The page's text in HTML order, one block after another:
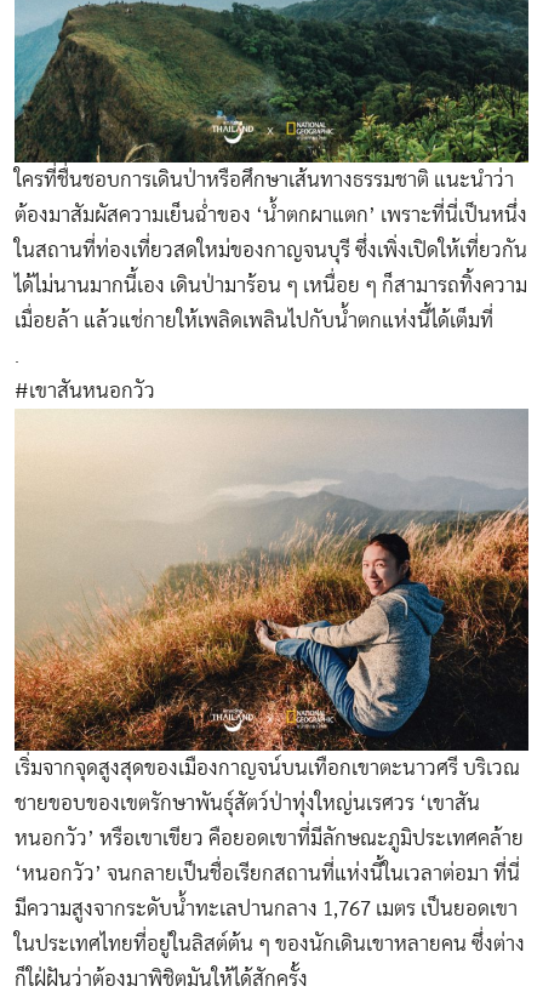
ใครที่ชื่นชอบการเดินป่าหรือศึกษาเส้นทางธรรมชาติ แนะนำว่า
ต้องมาสัมผัสความเย็นฉ่ำของ ‘น้ำตกผาแตก’ เพราะที่นี่เป็นหนึ่ง
ในสถานที่ท่องเที่ยวสดใหม่ของกาญจนบุรี ซึ่งเพิ่งเปิดให้เที่ยวกัน
ได้ไม่นานมากนี้เอง เดินป่ามาร้อน ๆ เหนื่อย ๆ ก็สามารถทิ้งความ
เมื่อยล้า แล้วแช่กายให้เพลิดเพลินไปกับน้ำตกแห่งนี้ได้เต็มที่
#เขาสันหนอกวัว
เริ่มจากจุดสูงสุดของเมืองกาญจน์บนเทือกเขาตะนาวศรี บริเวณ
ชายขอบของเขตรักษาพันธุ์สัตว์ป่าทุ่งใหญ่นเรศวร ‘เขาสัน
หนอกวัว’ หรือเขาเขียว คือยอดเขาที่มีลักษณะภูมิประเทศคล้าย
‘หนอกวัว’ จนกลายเป็นชื่อเรียกสถานที่แห่งนี้ในเวลาต่อมา ที่นี่
มีความสูงจากระดับน้ำทะเลปานกลาง 1,767 เมตร เป็นยอดเขา
ในประเทศไทยที่อยู่ในลิสต์ต้น ๆ ของนักเดินเขาหลายคน ซึ่งต่าง
ก็ใฝ่ฝันว่าต้องมาพิชิตมันให้ได้สักครั้ง